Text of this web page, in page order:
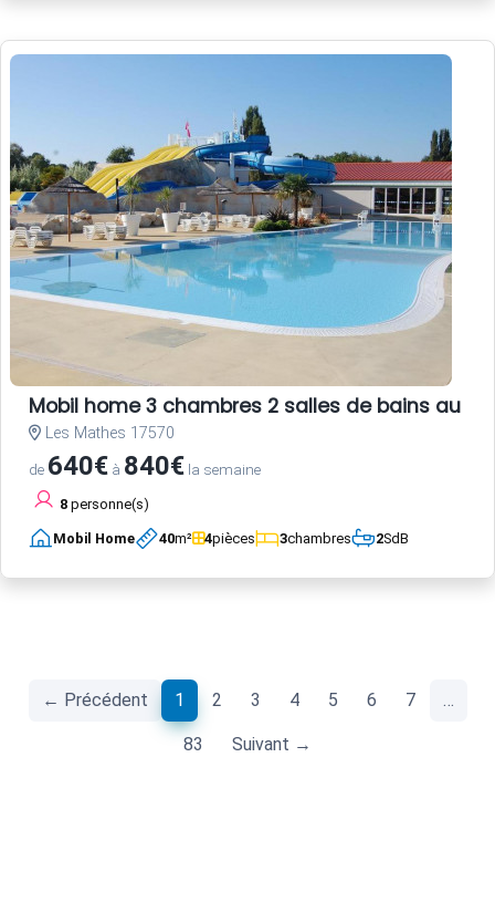
Mobil home 3 chambres 2 salles de bains au
Les Mathes 17570
de 640€ à 840€ la semaine
8 personne(s)
Mobil Home 40m² 4pièces 3chambres 2SdB
← Précédent 1 (current)
2 3 4 5 6 7 …
83 Suivant →